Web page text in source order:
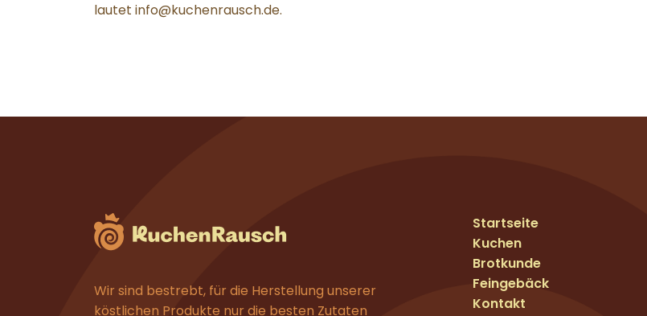
lautet info@kuchenrausch.de.
Wir sind bestrebt, für die Herstellung unserer
köstlichen Produkte nur die besten Zutaten
Startseite
Kuchen
Brotkunde
Feingebäck
Kontakt